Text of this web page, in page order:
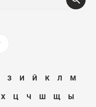
З И Ӣ К Л М
Х Ц Ч Ш Щ Ы